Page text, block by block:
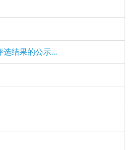
选结果的公示...